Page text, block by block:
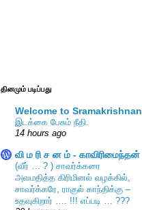
தினமும் படிப்பது
Welcome to Sramakrishnan
இடக்கை பேசும் நீதி.
14 hours ago
வி ம ரி ச ன ம் - காவிரிமைந்தன்
(வீர் … ? ) சாவர்க்கரை
அவமதித்த கிரிமினல் வழக்கில்,
சாவர்க்கரே, ராகுல் காந்திக்கு –
உதவுகிறார் …. !!! எப்படி … ???